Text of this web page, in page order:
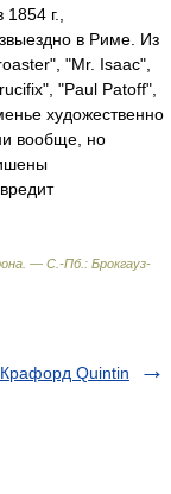
г.,
в Риме. Из
"Mr. Isaac",
"Paul Patoff",
художественно
вообще, но
— С.-Пб.: Брокгауз-
Крафорд Quintin